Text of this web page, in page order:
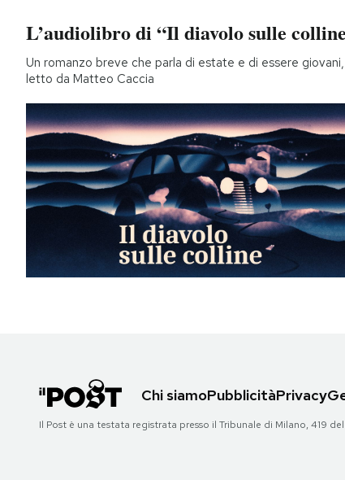
L’audiolibro di “Il diavolo sulle
Un romanzo breve che parla di estate e di essere giovani,
letto da Matteo Caccia
Chi siamoPubblicitàPrivacy
Il Post è una testata registrata presso il Tribunale di Milano, 419